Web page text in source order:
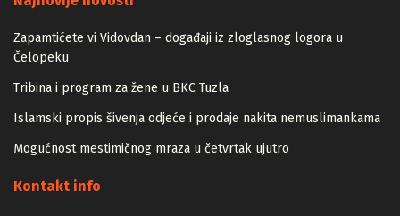
Zapamtićete vi Vidovdan – događaji iz zloglasnog logora u
Čelopeku
Tribina i program za žene u BKC Tuzla
Islamski propis šivenja odjeće i prodaje nakita nemuslimankama
Mogućnost mestimičnog mraza u četvrtak ujutro
Kontakt info